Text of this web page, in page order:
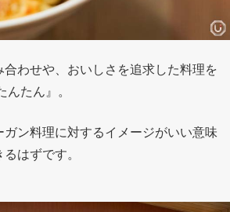
わせや、おいしさを追求した料理を
んたん』。
ン料理に対するイメージがいい意味
はずです。